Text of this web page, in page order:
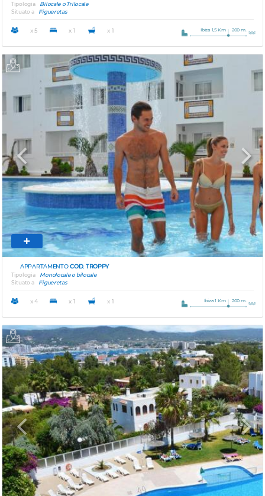
Tipologia
Bilocale o Trilocale
Situato a
Figueretas
x 5 x 1 x 1 Ibiza 1,5 Km 200 m.
Previous Next
APPARTAMENTOCOD. TROPPY
Tipologia
Monolocale o bilocale
Situato a
Figueretas
x 4 x 1 x 1 Ibiza 1 Km 200 m.
Previous Next